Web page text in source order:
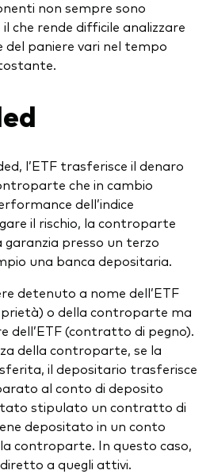
non sempre sono
che rende difficile analizzare
del paniere vari nel tempo
l’ETF trasferisce il denaro
che in cambio
dell’indice
il rischio, la controparte
presso un terzo
una banca depositaria.
detenuto a nome dell’ETF
o della controparte ma
dell’ETF (contratto di pegno).
della controparte, se la
il depositario trasferisce
al conto di deposito
stato stipulato un contratto di
depositato in un conto
controparte. In questo caso,
diretto a quegli attivi.